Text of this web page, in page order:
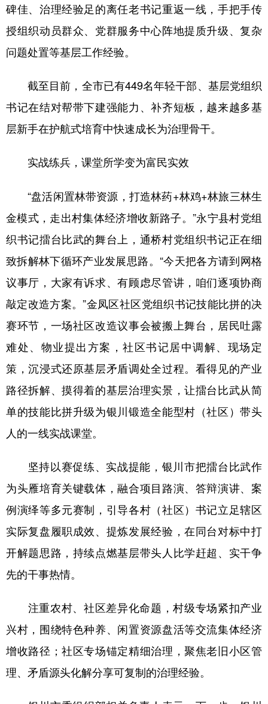
碑佳、治理经验足的离任老书记重返一线，手把手传
授组织动员群众、党群服务中心阵地提质升级、复杂
问题处置等基层工作经验。
截至目前，全市已有449名年轻干部、基层党组织
书记在结对帮带下建强能力、补齐短板，越来越多基
层新手在护航式培育中快速成长为治理骨干。
实战练兵，课堂所学变为富民实效
“盘活闲置林带资源，打造林药+林鸡+林旅三林生
金模式，走出村集体经济增收新路子。”永宁县村党组
织书记擂台比武的舞台上，通桥村党组织书记正在细
致拆解林下循环产业发展思路。“今天把各方请到网格
议事厅，大家有诉求、有顾虑尽管讲，咱们逐项协商
敲定改造方案。”金凤区社区党组织书记技能比拼的决
赛环节，一场社区改造议事会被搬上舞台，居民吐露
难处、物业提出方案，社区书记居中调解、现场定
策，沉浸式还原基层矛盾调处全过程。看得见的产业
路径拆解、摸得着的基层治理实景，让擂台比武从简
单的技能比拼升级为银川锻造全能型村（社区）带头
人的一线实战课堂。
坚持以赛促练、实战提能，银川市把擂台比武作
为头雁培育关键载体，融合项目路演、答辩演讲、案
例演绎等多元赛制，引导各村（社区）书记立足辖区
实际复盘履职成效、提炼发展经验，在同台对标中打
开解题思路，持续点燃基层带头人比学赶超、实干争
先的干事热情。
注重农村、社区差异化命题，村级专场紧扣产业
兴村，围绕特色种养、闲置资源盘活等交流集体经济
增收路径；社区专场锚定精细治理，聚焦老旧小区管
理、矛盾源头化解分享可复制的治理经验。